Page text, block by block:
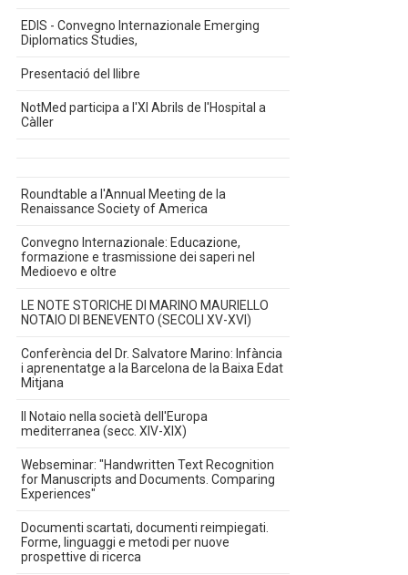
EDIS - Convegno Internazionale Emerging
Diplomatics Studies,
Presentació del llibre
NotMed participa a l'XI Abrils de l'Hospital a
Càller
Roundtable a l'Annual Meeting de la
Renaissance Society of America
Convegno Internazionale: Educazione,
formazione e trasmissione dei saperi nel
Medioevo e oltre
LE NOTE STORICHE DI MARINO MAURIELLO
NOTAIO DI BENEVENTO (SECOLI XV-XVI)
Conferència del Dr. Salvatore Marino: Infància
i aprenentatge a la Barcelona de la Baixa Edat
Mitjana
Il Notaio nella società dell'Europa
mediterranea (secc. XIV-XIX)
Webseminar: "Handwritten Text Recognition
for Manuscripts and Documents. Comparing
Experiences"
Documenti scartati, documenti reimpiegati.
Forme, linguaggi e metodi per nuove
prospettive di ricerca